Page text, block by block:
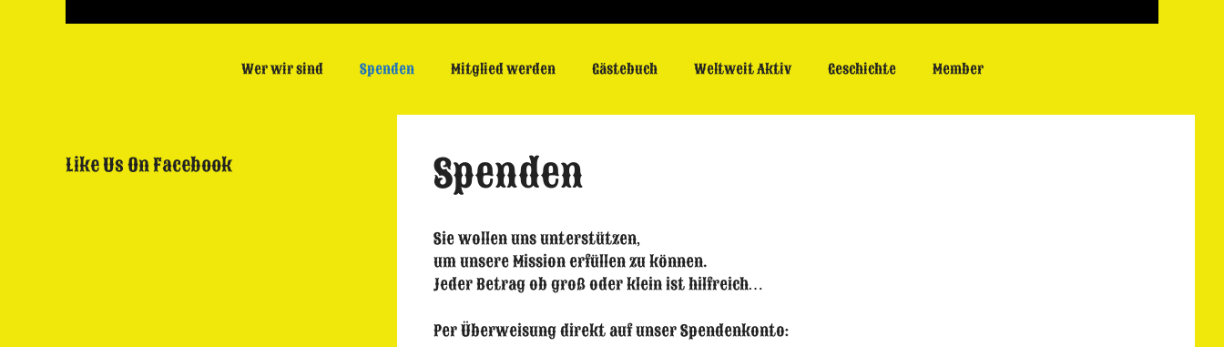
Wer wir sind Spenden Mitglied werden Gästebuch Weltweit Aktiv Geschichte Member
Spenden
Sie wollen uns unterstützen,
um unsere Mission erfüllen zu können.
Jeder Betrag ob groß oder klein ist hilfreich…
Per Überweisung direkt auf unser Spendenkonto:
Like Us On Facebook